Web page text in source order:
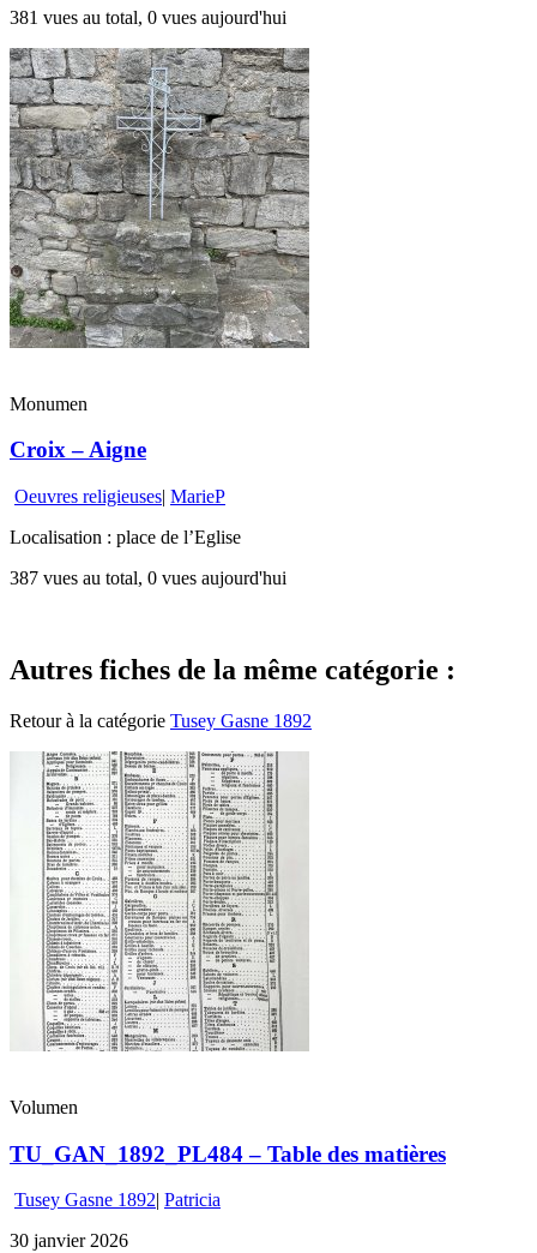
381 vues au total, 0 vues aujourd'hui
Monumen
Croix – Aigne
Oeuvres religieuses| MarieP
Localisation : place de l’Eglise
387 vues au total, 0 vues aujourd'hui
Autres fiches de la même catégorie :
Retour à la catégorie Tusey Gasne 1892
Volumen
TU_GAN_1892_PL484 – Table des matières
Tusey Gasne 1892| Patricia
30 janvier 2026